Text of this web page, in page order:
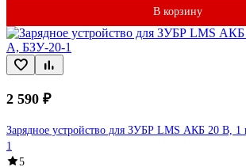
В корзину
2 590 ₽
Зарядное устройство для ЗУБР LMS АКБ 20 В,
1
5